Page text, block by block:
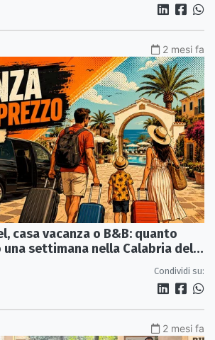
2 mesi fa
casa vacanza o B&B: quanto
una settimana nella Calabria del
Condividi su:
2 mesi fa